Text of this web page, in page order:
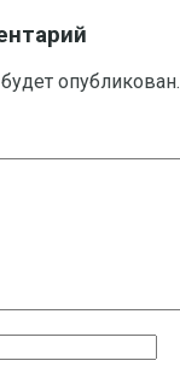
опубликован.